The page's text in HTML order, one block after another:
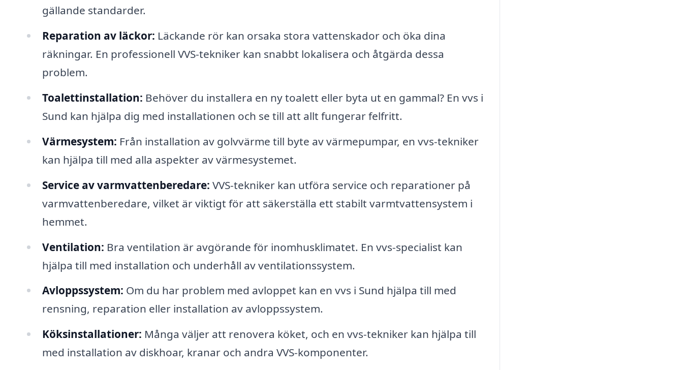
gällande standarder.
Reparation av läckor: Läckande rör kan orsaka stora vattenskador och öka dina
räkningar. En professionell VVS-tekniker kan snabbt lokalisera och åtgärda dessa
problem.
Toalettinstallation: Behöver du installera en ny toalett eller byta ut en gammal? En vvs i
Sund kan hjälpa dig med installationen och se till att allt fungerar felfritt.
Värmesystem: Från installation av golvvärme till byte av värmepumpar, en vvs-tekniker
kan hjälpa till med alla aspekter av värmesystemet.
Service av varmvattenberedare: VVS-tekniker kan utföra service och reparationer på
varmvattenberedare, vilket är viktigt för att säkerställa ett stabilt varmtvattensystem i
hemmet.
Ventilation: Bra ventilation är avgörande för inomhusklimatet. En vvs-specialist kan
hjälpa till med installation och underhåll av ventilationssystem.
Avloppssystem: Om du har problem med avloppet kan en vvs i Sund hjälpa till med
rensning, reparation eller installation av avloppssystem.
Köksinstallationer: Många väljer att renovera köket, och en vvs-tekniker kan hjälpa till
med installation av diskhoar, kranar och andra VVS-komponenter.